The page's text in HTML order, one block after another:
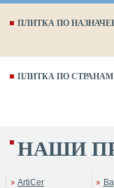
ПЛИТКА ПО
ПЛИТКА ПО СТРАНАМ
НАШИ
ArtiCer